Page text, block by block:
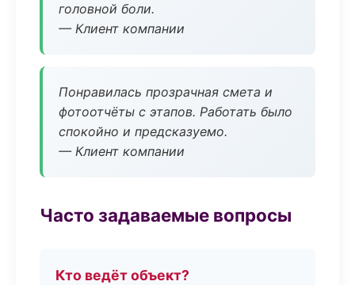
головной боли.
— Клиент компании
Понравилась прозрачная смета и
фотоотчёты с этапов. Работать было
спокойно и предсказуемо.
— Клиент компании
Часто задаваемые вопросы
Кто ведёт объект?